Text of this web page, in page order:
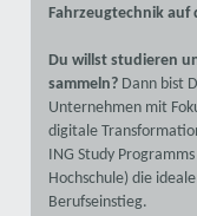
Fahrzeugtechnik auf
Du willst studieren
sammeln? Dann bist
Unternehmen mit
digitale
ING Study
Hochschule) die
Berufseinstieg.